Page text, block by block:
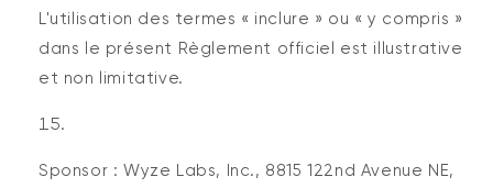
L'utilisation des termes « inclure » ou « y compris »
dans le présent Règlement officiel est illustrative
et non limitative.
Sponsor : Wyze Labs, Inc., 8815 122nd Avenue NE,